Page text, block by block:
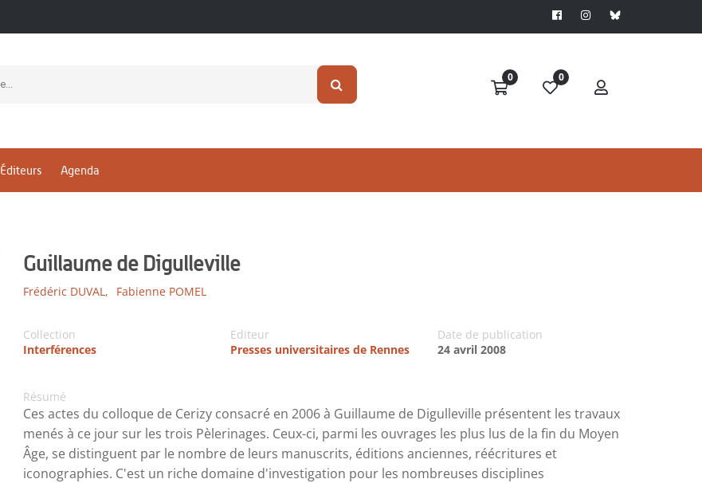
0 0
Éditeurs Agenda
Guillaume de Digulleville
Frédéric DUVAL, Fabienne POMEL
Collection
Interférences
Editeur
Presses universitaires de Rennes
Date de publication
24 avril 2008
Résumé
Ces actes du colloque de Cerizy consacré en 2006 à Guillaume de Digulleville présentent les travaux
menés à ce jour sur les trois Pèlerinages. Ceux-ci, parmi les ouvrages les plus lus de la fin du Moyen
Âge, se distinguent par le nombre de leurs manuscrits, éditions anciennes, réécritures et
iconographies. C'est un riche domaine d'investigation pour les nombreuses disciplines